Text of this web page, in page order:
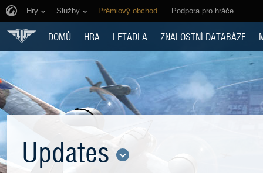
Hry Služby Prémiový obchod Podpora pro hráče
DOMŮ HRA LETADLA ZNALOSTNÍ DATABÁZE
Updates